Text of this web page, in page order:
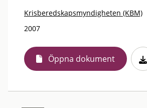
Krisberedskapsmyndigheten (KBM)
2007
Öppna dokument